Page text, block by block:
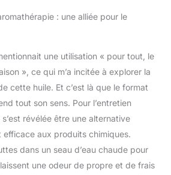
: une alliée pour le
une utilisation « pour tout, le
», ce qui m’a incitée à explorer la
cette huile. Et c’est là que le format
tout son sens. Pour l’entretien
s’est révélée être une alternative
efficace aux produits chimiques.
dans un seau d’eau chaude pour
une odeur de propre et de frais